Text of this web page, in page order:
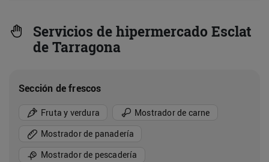
Servicios de hipermercado Esclat
de Tarragona
Sección de frescos
Fruta y verdura
Mostrador de carne
Mostrador de panadería
Mostrador de pescadería